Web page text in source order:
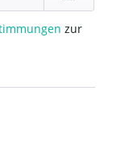
zur